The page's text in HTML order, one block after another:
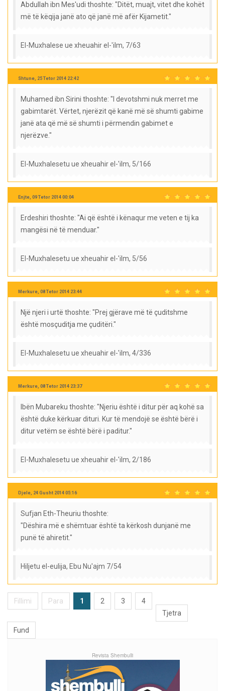
Abdullah ibn Mes'udi thoshte: "Ditët, muajt, vitet dhe kohët
më të këqija janë ato që janë më afër Kijametit."
El-Muxhalese ue xheuahir el-'ilm, 7/63
Shtune, 25 Tetor 2014 22:42
Muhamed ibn Sirini thoshte: "I devotshmi nuk merret me
gabimtarët. Vërtet, njerëzit që kanë më së shumti gabime
janë ata që më së shumti i përmendin gabimet e
njerëzve."
El-Muxhalesetu ue xheuahir el-'ilm, 5/166
Enjte, 09 Tetor 2014 00:04
Erdeshiri thoshte: "Ai që është i kënaqur me veten e tij ka
mangësi në të menduar."
El-Muxhalesetu ue xheuahir el-'ilm, 5/56
Merkure, 08 Tetor 2014 23:44
Një njeri i urtë thoshte: "Prej gjërave më të çuditshme
është mosçuditja me çuditëri."
El-Muxhalesetu ue xheuahir el-'ilm, 4/336
Merkure, 08 Tetor 2014 23:37
Ibën Mubareku thoshte: "Njeriu është i ditur për aq kohë sa
është duke kërkuar dituri. Kur të mendojë se është bërë i
ditur vetëm se është bërë i paditur."
El-Muxhalesetu ue xheuahir el-'ilm, 2/186
Djele, 24 Gusht 2014 05:16
Sufjan Eth-Theuriu thoshte:
"Dëshira më e shëmtuar është ta kërkosh dunjanë me
punë të ahiretit."
Hiljetu el-eulija, Ebu Nu'ajm 7/54
Fillimi Para 1 2 3
4
Tjetra
Fund
Revista Shembulli